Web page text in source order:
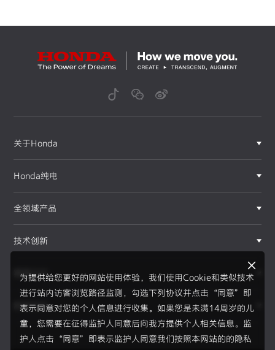
为提供给您更好的网站使用体验，我们使用Cookie和类似技术
进行站内访客浏览路径监测，勾选下列协议并点击“同意”即
表示同意对您的个人信息进行收集。如果您是未满14周岁的儿
童，您需要在征得监护人同意后向我方提供个人相关信息。监
护人点击“同意”即表示监护人同意我们按照本网站的的隐私
关于Honda
Honda纯电
全领域产品
技术创新
赛事运动
新闻资讯
F1®赛事